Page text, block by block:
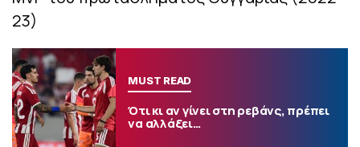
23)
MUST READ
Ότι κι αν γίνει στη ρεβάνς, πρέπει
να αλλάξει…